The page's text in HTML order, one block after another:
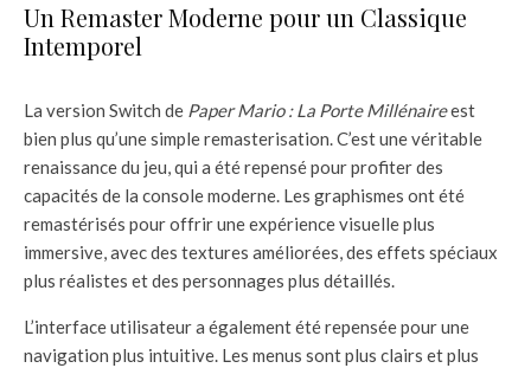
Un Remaster Moderne pour un Classique
Intemporel
La version Switch de Paper Mario : La Porte Millénaireest
bien plus qu’une simple remasterisation. C’est une véritable
renaissance du jeu, qui a été repensé pour profiter des
capacités de la console moderne. Les graphismes ont été
remastérisés pour offrir une expérience visuelle plus
immersive, avec des textures améliorées, des effets spéciaux
plus réalistes et des personnages plus détaillés.
L’interface utilisateur a également été repensée pour une
navigation plus intuitive. Les menus sont plus clairs et plus